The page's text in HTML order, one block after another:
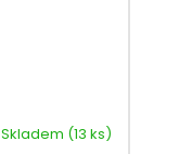
Skladem (13 ks)